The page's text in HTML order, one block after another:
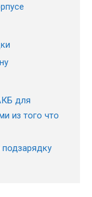
для
из того что